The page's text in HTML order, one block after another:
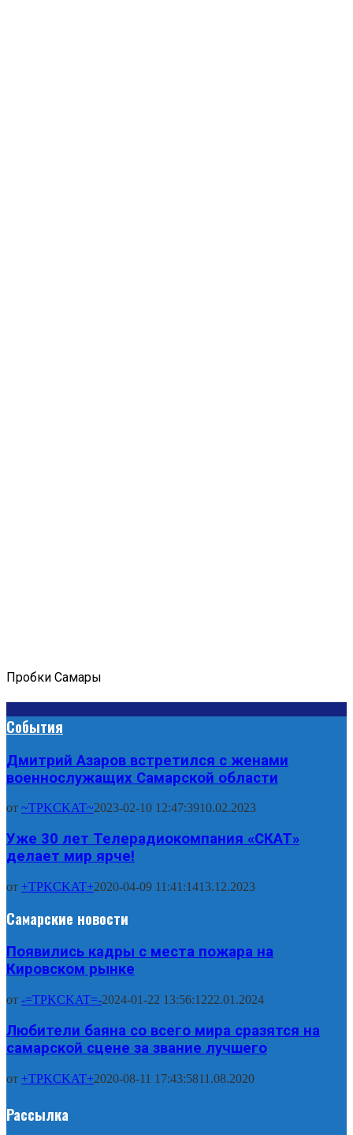
Пробки Самары
События
Дмитрий Азаров встретился с женами
военнослужащих Самарской области
от ~TPKCKAT~2023-02-10 12:47:3910.02.2023
Уже 30 лет Телерадиокомпания «СКАТ»
делает мир ярче!
от +TPKCKAT+2020-04-09 11:41:1413.12.2023
Самарские новости
Появились кадры с места пожара на
Кировском рынке
от -=TPKCKAT=-2024-01-22 13:56:1222.01.2024
Любители баяна со всего мира сразятся на
самарской сцене за звание лучшего
от +TPKCKAT+2020-08-11 17:43:5811.08.2020
Рассылка